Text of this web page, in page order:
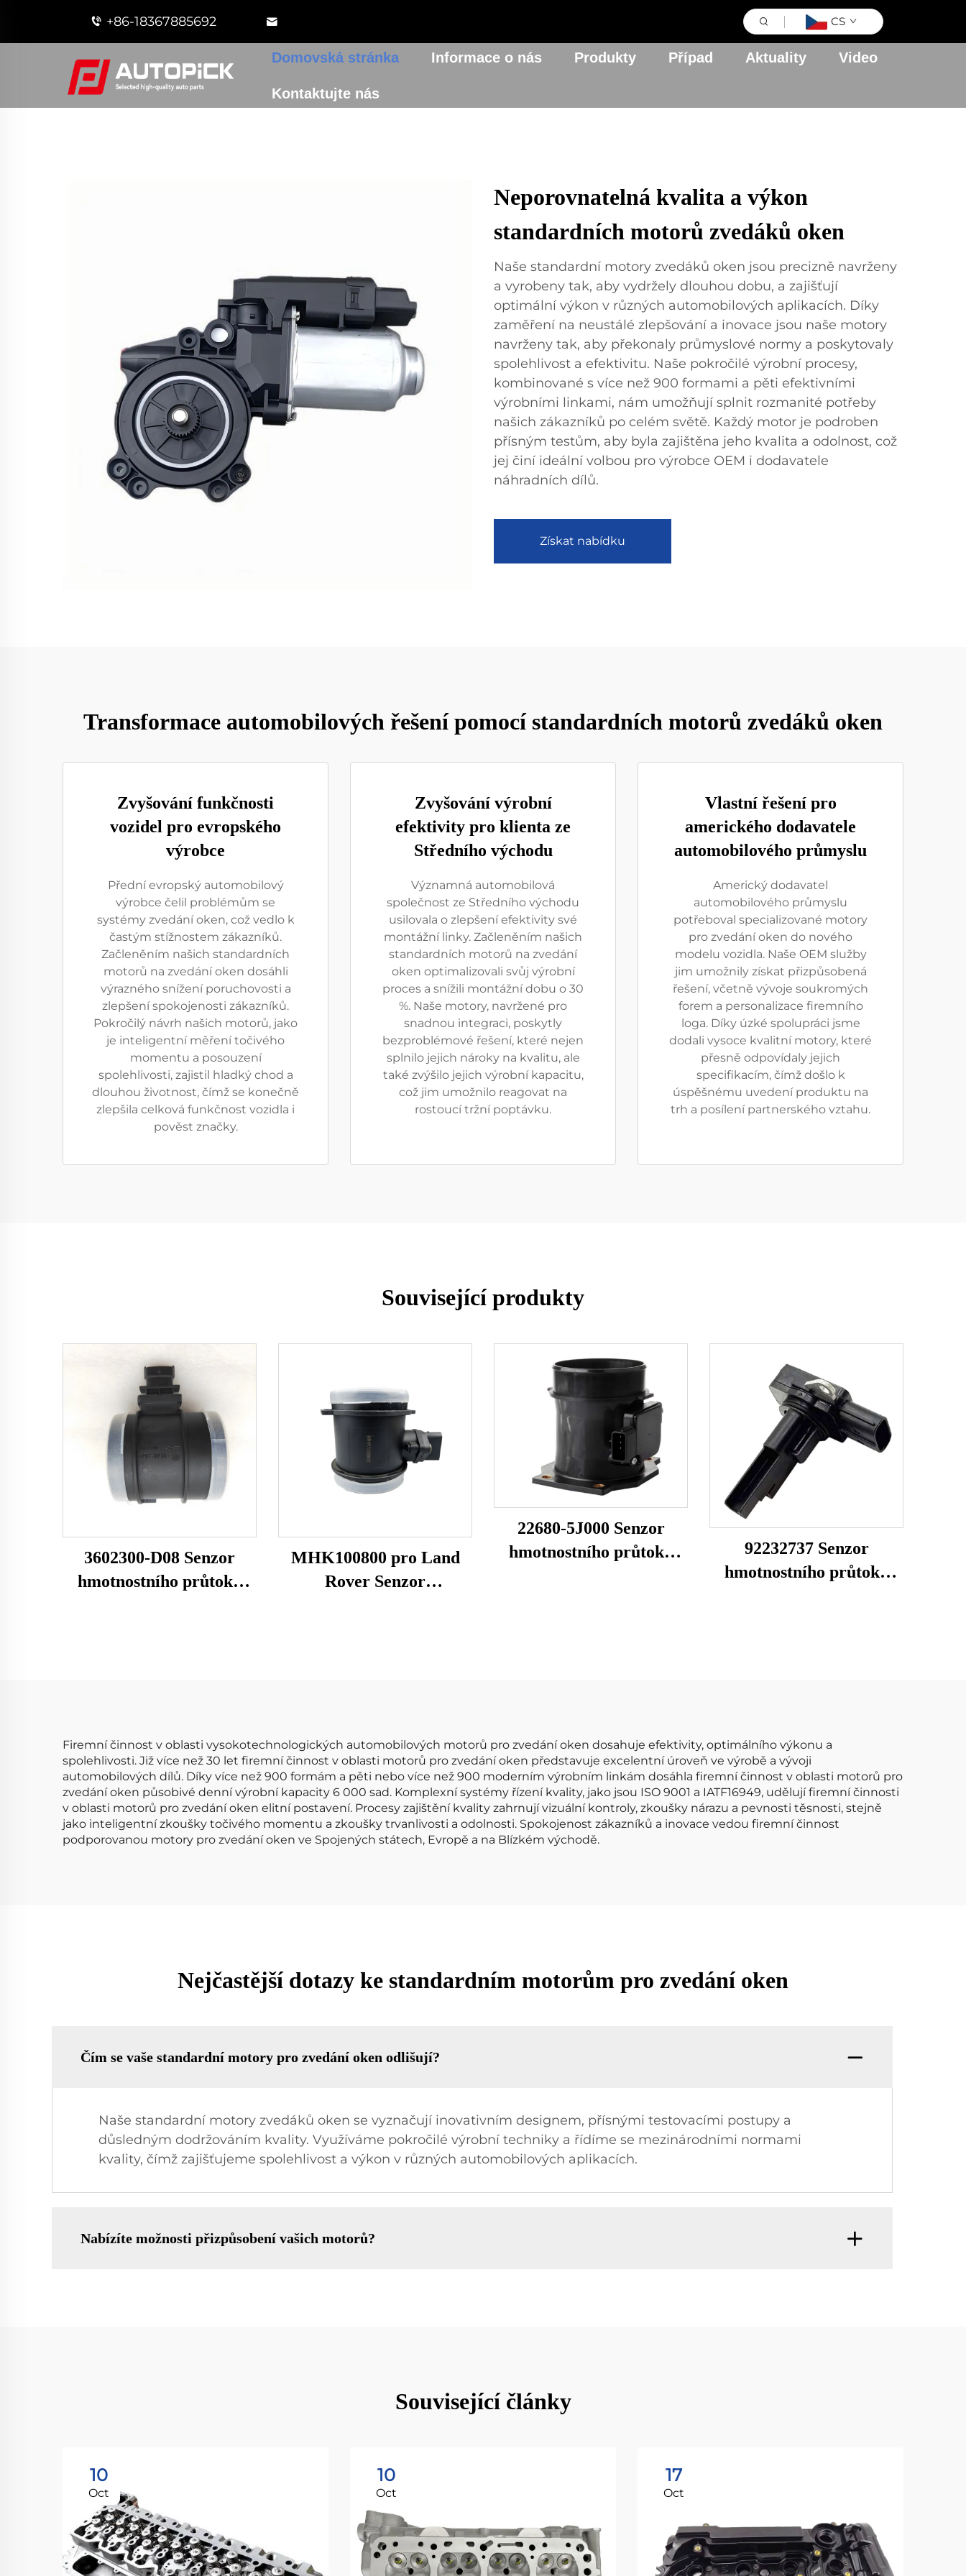
+86-18367885692 CS
Domovská stránka Informace o nás Produkty Případ Aktuality Video
Kontaktujte nás
Neporovnatelná kvalita a výkon
standardních motorů zvedáků oken
Naše standardní motory zvedáků oken jsou precizně navrženy
a vyrobeny tak, aby vydržely dlouhou dobu, a zajišťují
optimální výkon v různých automobilových aplikacích. Díky
zaměření na neustálé zlepšování a inovace jsou naše motory
navrženy tak, aby překonaly průmyslové normy a poskytovaly
spolehlivost a efektivitu. Naše pokročilé výrobní procesy,
kombinované s více než 900 formami a pěti efektivními
výrobními linkami, nám umožňují splnit rozmanité potřeby
našich zákazníků po celém světě. Každý motor je podroben
přísným testům, aby byla zajištěna jeho kvalita a odolnost, což
jej činí ideální volbou pro výrobce OEM i dodavatele
náhradních dílů.
Získat nabídku
Transformace automobilových řešení pomocí standardních motorů zvedáků oken
Zvyšování funkčnosti
vozidel pro evropského
výrobce
Přední evropský automobilový
výrobce čelil problémům se
systémy zvedání oken, což vedlo k
častým stížnostem zákazníků.
Začleněním našich standardních
motorů na zvedání oken dosáhli
výrazného snížení poruchovosti a
zlepšení spokojenosti zákazníků.
Pokročilý návrh našich motorů, jako
je inteligentní měření točivého
momentu a posouzení
spolehlivosti, zajistil hladký chod a
dlouhou životnost, čímž se konečně
zlepšila celková funkčnost vozidla i
pověst značky.
Zvyšování výrobní
efektivity pro klienta ze
Středního východu
Významná automobilová
společnost ze Středního východu
usilovala o zlepšení efektivity své
montážní linky. Začleněním našich
standardních motorů na zvedání
oken optimalizovali svůj výrobní
proces a snížili montážní dobu o 30
%. Naše motory, navržené pro
snadnou integraci, poskytly
bezproblémové řešení, které nejen
splnilo jejich nároky na kvalitu, ale
také zvýšilo jejich výrobní kapacitu,
což jim umožnilo reagovat na
rostoucí tržní poptávku.
Vlastní řešení pro
amerického dodavatele
automobilového průmyslu
Americký dodavatel
automobilového průmyslu
potřeboval specializované motory
pro zvedání oken do nového
modelu vozidla. Naše OEM služby
jim umožnily získat přizpůsobená
řešení, včetně vývoje soukromých
forem a personalizace firemního
loga. Díky úzké spolupráci jsme
dodali vysoce kvalitní motory, které
přesně odpovídaly jejich
specifikacím, čímž došlo k
úspěšnému uvedení produktu na
trh a posílení partnerského vztahu.
Související produkty
3602300-D08 Senzor
hmotnostního průtoku
MHK100800 pro Land
Rover Senzor
22680-5J000 Senzor
hmotnostního průtoku
92232737 Senzor
hmotnostního průtoku
Firemní činnost v oblasti vysokotechnologických automobilových motorů pro zvedání oken dosahuje efektivity, optimálního výkonu a
spolehlivosti. Již více než 30 let firemní činnost v oblasti motorů pro zvedání oken představuje excelentní úroveň ve výrobě a vývoji
automobilových dílů. Díky více než 900 formám a pěti nebo více než 900 moderním výrobním linkám dosáhla firemní činnost v oblasti motorů pro
zvedání oken působivé denní výrobní kapacity 6 000 sad. Komplexní systémy řízení kvality, jako jsou ISO 9001 a IATF16949, udělují firemní činnosti
v oblasti motorů pro zvedání oken elitní postavení. Procesy zajištění kvality zahrnují vizuální kontroly, zkoušky nárazu a pevnosti těsnosti, stejně
jako inteligentní zkoušky točivého momentu a zkoušky trvanlivosti a odolnosti. Spokojenost zákazníků a inovace vedou firemní činnost
podporovanou motory pro zvedání oken ve Spojených státech, Evropě a na Blízkém východě.
Nejčastější dotazy ke standardním motorům pro zvedání oken
Čím se vaše standardní motory pro zvedání oken odlišují?
Naše standardní motory zvedáků oken se vyznačují inovativním designem, přísnými testovacími postupy a
důsledným dodržováním kvality. Využíváme pokročilé výrobní techniky a řídíme se mezinárodními normami
kvality, čímž zajišťujeme spolehlivost a výkon v různých automobilových aplikacích.
Nabízíte možnosti přizpůsobení vašich motorů?
Související články
10
Oct
10
Oct
17
Oct